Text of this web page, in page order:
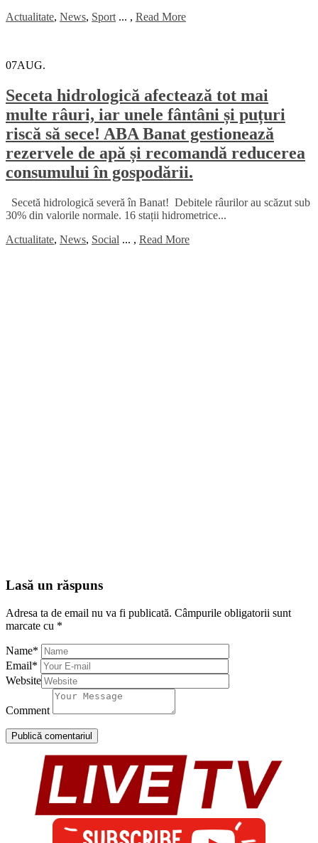
Actualitate, News, Sport ... , Read More
07AUG.
Seceta hidrologică afectează tot mai
multe râuri, iar unele fântâni și puțuri
riscă să sece! ABA Banat gestionează
rezervele de apă și recomandă reducerea
consumului în gospodării.
Secetă hidrologică severă în Banat! Debitele râurilor au scăzut sub
30% din valorile normale. 16 stații hidrometrice...
Actualitate, News, Social ... , Read More
Lasă un răspuns
Adresa ta de email nu va fi publicată. Câmpurile obligatorii sunt
marcate cu *
Name*
Email*
Website
Comment